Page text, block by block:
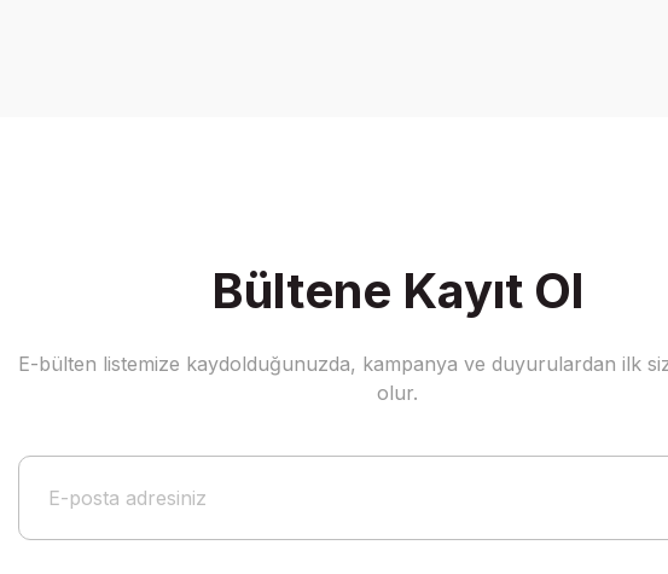
Bültene Kayıt Ol
E-bülten listemize kaydolduğunuzda, kampanya ve duyurulardan ilk
olur.